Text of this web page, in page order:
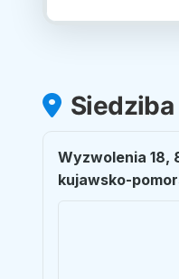
Siedziba
Wyzwolenia 18,
kujawsko-